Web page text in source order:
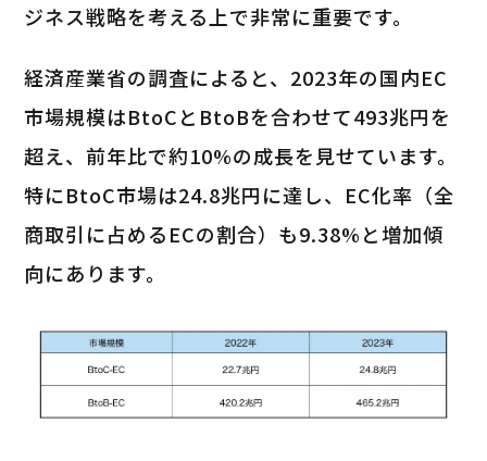
ジネス戦略を考える上で非常に重要です。
経済産業省の調査によると、2023年の国内EC
市場規模はBtoCとBtoBを合わせて493兆円を
超え、前年比で約10%の成長を見せています。
特にBtoC市場は24.8兆円に達し、EC化率（全
商取引に占めるECの割合）も9.38%と増加傾
向にあります。